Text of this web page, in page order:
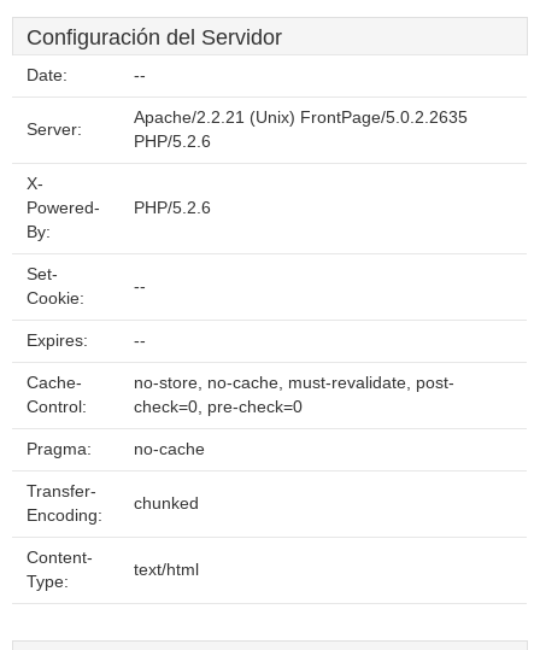
Configuración del Servidor
Date: --
Server:
Apache/2.2.21 (Unix) FrontPage/5.0.2.2635
PHP/5.2.6
X-
Powered-
By:
PHP/5.2.6
Set-
Cookie:
--
Expires: --
Cache-
Control:
no-store, no-cache, must-revalidate, post-
check=0, pre-check=0
Pragma: no-cache
Transfer-
Encoding:
chunked
Content-
Type:
text/html